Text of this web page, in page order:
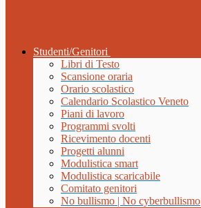
Studenti/Genitori
Libri di Testo
Scansione oraria
Orario scolastico
Calendario Scolastico Veneto
Piani di lavoro
Programmi svolti
Ricevimento docenti
Progetti alunni
Modulistica smart
Modulistica scaricabile
Comitato genitori
No bullismo | No cyberbullismo